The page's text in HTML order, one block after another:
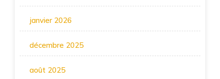
janvier 2026
décembre 2025
août 2025